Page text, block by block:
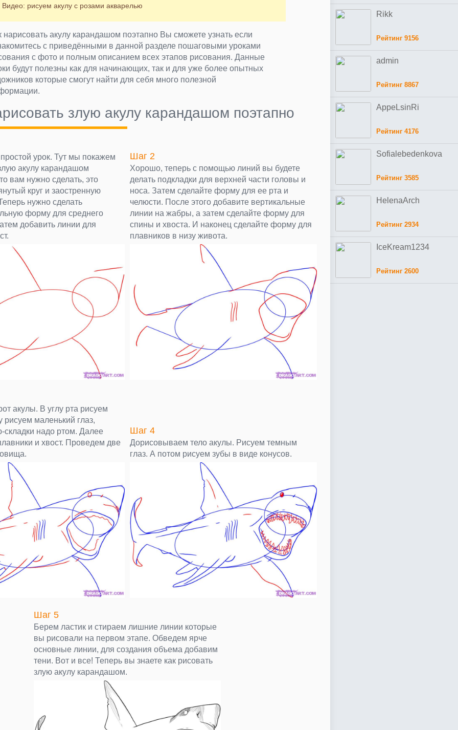
Видео: рисуем акулу с розами акварелью
нарисовать акулу карандашом поэтапно Вы сможете узнать если
с приведёнными в данной разделе пошаговыми уроками
с фото и полным описанием всех этапов рисования. Данные
будут полезны как для начинающих, так и для уже более опытных
которые смогут найти для себя много полезной
злую акулу карандашом поэтапно
урок. Тут мы покажем
акулу карандашом
вам нужно сделать, это
круг и заостренную
нужно сделать
форму для среднего
добавить линии для
Шаг 2
Хорошо, теперь с помощью линий вы будете
делать подкладки для верхней части головы и
носа. Затем сделайте форму для ее рта и
челюсти. После этого добавите вертикальные
линии на жабры, а затем сделайте форму для
спины и хвоста. И наконец сделайте форму для
плавников в низу живота.
акулы. В углу рта рисуем
рисуем маленький глаз,
надо ртом. Далее
и хвост. Проведем две
Шаг 4
Дорисовываем тело акулы. Рисуем темным
глаз. А потом рисуем зубы в виде конусов.
Шаг 5
Берем ластик и стираем лишние линии которые
вы рисовали на первом этапе. Обведем ярче
основные линии, для создания объема добавим
тени. Вот и все! Теперь вы знаете как рисовать
злую акулу карандашом.
Rikk
Рейтинг 9156
admin
Рейтинг 8867
AppeLsinRi
Рейтинг 4176
Sofialebedenkova
Рейтинг 3585
HelenaArch
Рейтинг 2934
IceKream1234
Рейтинг 2600